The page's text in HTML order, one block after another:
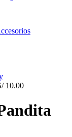
10.00